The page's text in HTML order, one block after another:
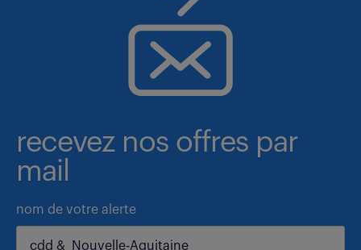
recevez nos offres par
mail
nom de votre alerte